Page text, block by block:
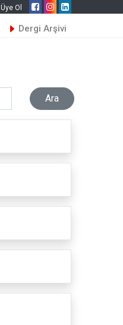
Üye Ol
Dergi Arşivi